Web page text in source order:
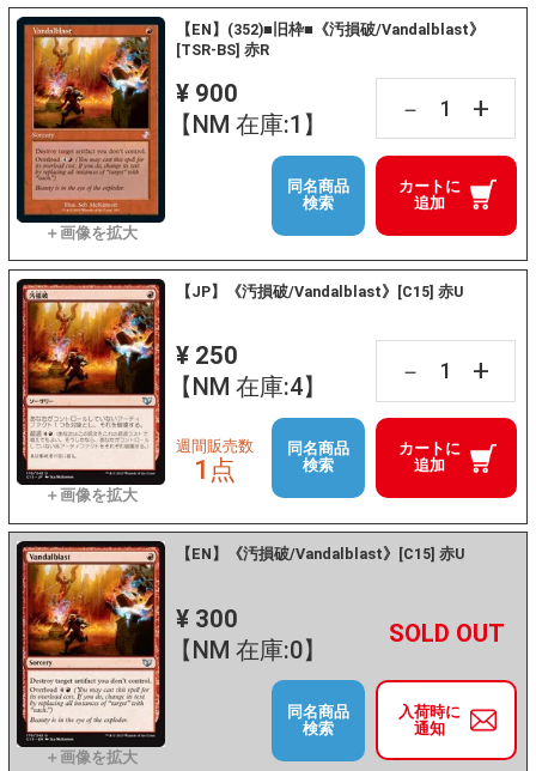
【EN】(352)■旧枠■《汚損破/Vandalblast》
[TSR-BS] 赤R
¥ 900
【NM 在庫:1】
－ +
カートに
追加
同名商品
検索
【JP】《汚損破/Vandalblast》[C15] 赤U
¥ 250
【NM 在庫:4】
－ +
カートに
追加
週間販売数
1点
同名商品
検索
【EN】《汚損破/Vandalblast》[C15] 赤U
¥ 300
【NM 在庫:0】
－ +
入荷時に
通知
同名商品
検索